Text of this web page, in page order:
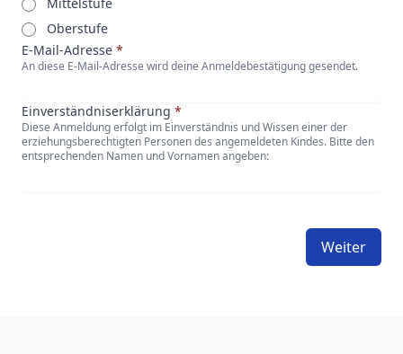
Oberstufe
E-Mail-Adresse *
An diese E-Mail-Adresse wird deine Anmeldebestätigung gesendet.
Einverständniserklärung *
Diese Anmeldung erfolgt im Einverständnis und Wissen einer der
erziehungsberechtigten Personen des angemeldeten Kindes. Bitte den
entsprechenden Namen und Vornamen angeben:
Weiter